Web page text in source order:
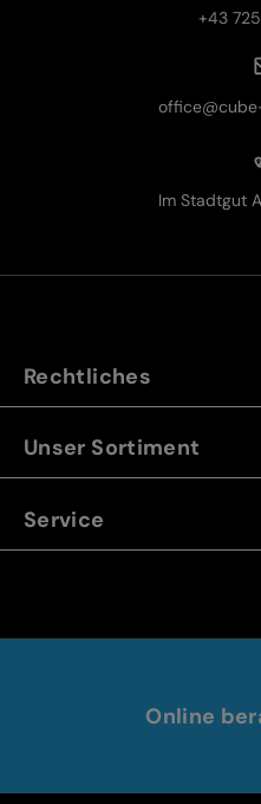
+43
Im Stadtgut
Rechtliches
Unser Sortiment
Service
Online